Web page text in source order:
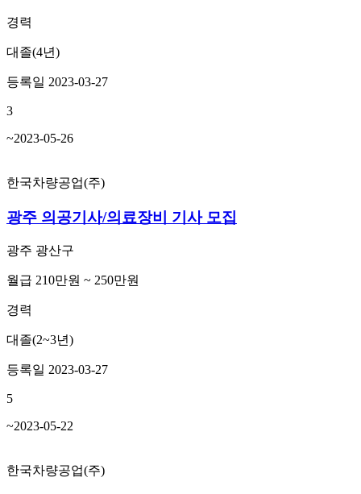
경력
대졸(4년)
등록일 2023-03-27
3
~2023-05-26
한국차량공업(주)
광주 의공기사/의료장비 기사 모집
광주 광산구
월급 210만원 ~ 250만원
경력
대졸(2~3년)
등록일 2023-03-27
5
~2023-05-22
한국차량공업(주)